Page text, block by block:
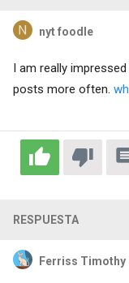
nyt foodle
I am really
posts more often.
RESPUESTA
Ferriss Timothy